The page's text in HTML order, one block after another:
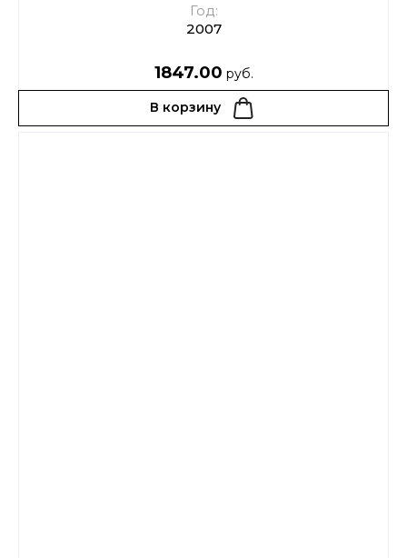
Год:
2007
1847.00 руб.
В корзину